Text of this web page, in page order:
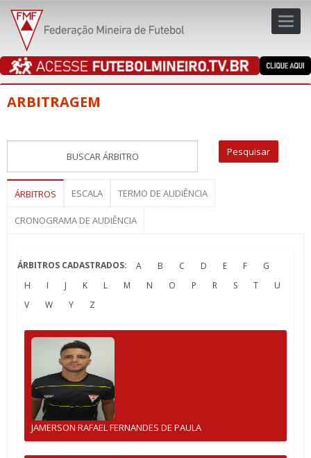
ARBITRAGEM
ÁRBITROS ESCALA TERMO DE AUDIÊNCIA
CRONOGRAMA DE AUDIÊNCIA
ÁRBITROS CADASTRADOS: A B C D E F
G
H
I J K L M N O P R S T
U
V
W Y Z
JAMERSON RAFAEL FERNANDES DE PAULA